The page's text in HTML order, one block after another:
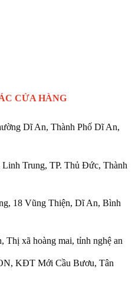
CỬA HÀNG
Dĩ An, Thành Phố Dĩ An,
Trung, TP. Thủ Đức, Thành
18 Vũng Thiện, Dĩ An, Bình
Thị xã hoàng mai, tỉnh nghệ an
KĐT Mới Cầu Bươu, Tân